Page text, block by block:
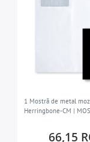
1 Mostră de metal
Herringbone-CM |
66,15